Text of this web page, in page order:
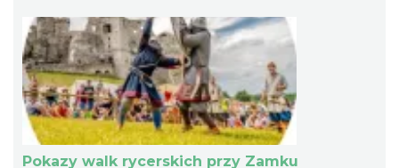
Pokazy walk rycerskich przy Zamku